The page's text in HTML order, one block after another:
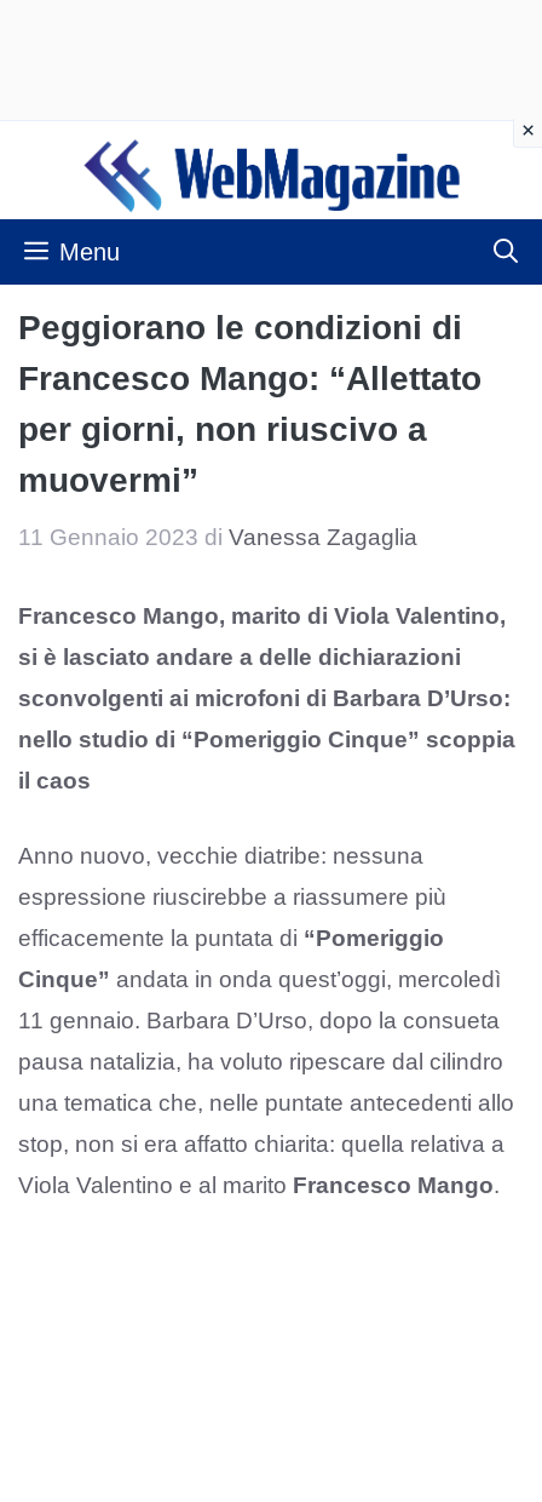
contenuto
Menu
Peggiorano le condizioni di
Francesco Mango: “Allettato
per giorni, non riuscivo a
muovermi”
11 Gennaio 2023 di Vanessa Zagaglia
Francesco Mango, marito di Viola Valentino,
si è lasciato andare a delle dichiarazioni
sconvolgenti ai microfoni di Barbara D’Urso:
nello studio di “Pomeriggio Cinque” scoppia
il caos
Anno nuovo, vecchie diatribe: nessuna
espressione riuscirebbe a riassumere più
efficacemente la puntata di “Pomeriggio
Cinque” andata in onda quest’oggi, mercoledì
11 gennaio. Barbara D’Urso, dopo la consueta
pausa natalizia, ha voluto ripescare dal cilindro
una tematica che, nelle puntate antecedenti allo
stop, non si era affatto chiarita: quella relativa a
Viola Valentino e al marito Francesco Mango.